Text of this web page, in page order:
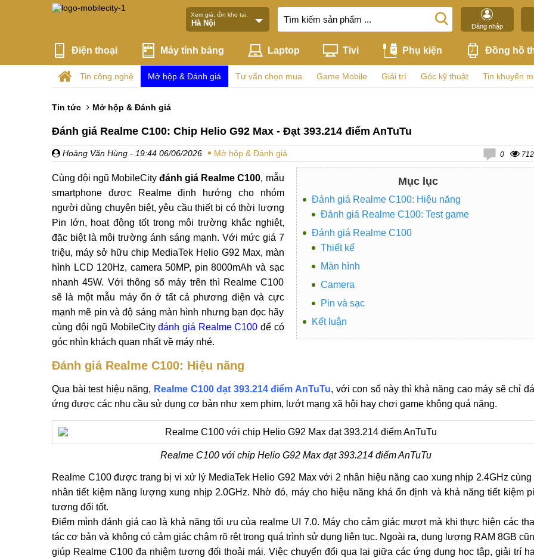
Xem giá, tồn kho tại:
Đăng nhập
Điện thoại Máy tính bảng Laptop Tivi Phụ kiện Đồng hồ
Tin công nghệ Mở hộp & Đánh giá Tư vấn chọn mua Game Mobile Giải trí Góc kỹ thuật Tin khuyến
Tin tức Mở hộp & Đánh giá
Đánh giá Realme C100: Chip Helio G92 Max - Đạt 393.214 điểm AnTuTu
Hoàng Văn Hùng - 19:44 06/06/2026 Mở hộp & Đánh giá 0 712
Mục lục
Đánh giá Realme C100: Hiệu năng
Đánh giá Realme C100: Test game
Đánh giá Realme C100
Thiết kế
Màn hình
Camera
Pin và sạc
Kết luận
Cùng đội ngũ MobileCityđánh giá Realme C100, mẫu
smartphone được Realme định hướng cho nhóm
người dùng chuyên biệt, yêu cầu thiết bị có thời lượng
Pin lớn, hoạt động tốt trong môi trường khắc nghiệt,
đặc biệt là môi trường ánh sáng mạnh. Với mức giá 7
triệu, máy sở hữu chip MediaTek Helio G92 Max, màn
hình LCD 120Hz, camera 50MP, pin 8000mAh và sạc
nhanh 45W. Với thông số máy trên thì Realme C100
sẽ là một mẫu máy ổn ở tất cả phương diện và cực
mạnh mẽ pin và độ sáng màn hình nhưng bạn đọc hãy
cùng đội ngũ MobileCityđánh giá Realme C100 để có
góc nhìn khách quan nhất về máy nhé.
Đánh giá Realme C100: Hiệu năng
Qua bài test hiệu năng, Realme C100 đạt 393.214 điểm AnTuTu, với con số này thì khả năng cao máy sẽ chỉ
ứng được các nhu cầu sử dụng cơ bản như xem phim, lướt mạng xã hội hay chơi game không quá nặng.
Realme C100 với chip Helio G92 Max đạt 393.214 điểm AnTuTu
Realme C100 được trang bị vi xử lý MediaTek Helio G92 Max với 2 nhân hiệu năng cao xung nhịp 2.4GHz cùng
nhân tiết kiệm năng lượng xung nhịp 2.0GHz. Nhờ đó, máy cho hiệu năng khá ổn định và khả năng tiết kiệm
tương đối tốt.
Điểm mình đánh giá cao là khả năng tối ưu của realme UI 7.0. Máy cho cảm giác mượt mà khi thực hiện các
tác cơ bản và không có cảm giác chậm rõ rệt trong quá trình sử dụng liên tục. Ngoài ra, dung lượng RAM 8GB
giúp Realme C100 đa nhiệm tương đối thoải mái. Việc chuyển đổi qua lại giữa các ứng dụng học tập, giải trí